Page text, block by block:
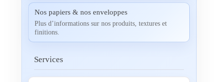
Nos papiers & nos enveloppes
Plus d’informations sur nos produits, textures et
finitions.
Services